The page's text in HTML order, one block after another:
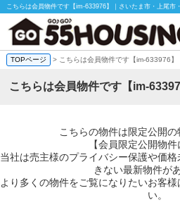
TOPページ > こちらは会員物件です【im-633976】
こちらは会員物件です【im-
こちらの物件は限定公開の
【会員限定公開物件
当社は売主様のプライバシー保護や価
きない最新物件が
より多くの物件をご覧になりたいお客
い。